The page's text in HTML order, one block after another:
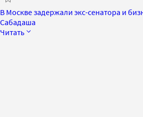
В Москве задержали экс-сенатора и
Сабадаша
Читать